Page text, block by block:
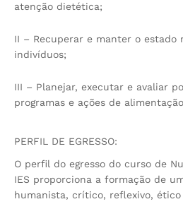
atenção dietética;
II – Recuperar e manter o estado
indivíduos;
III – Planejar, executar e avaliar
programas e ações de
PERFIL DE EGRESSO:
O perfil do egresso do curso de
IES proporciona a formação de
humanista, crítico, reflexivo, ético